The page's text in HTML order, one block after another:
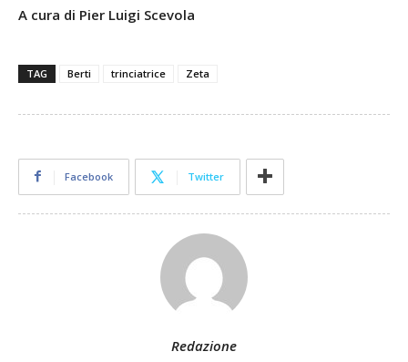
A cura di Pier Luigi Scevola
TAG Berti trinciatrice Zeta
Facebook Twitter
Redazione